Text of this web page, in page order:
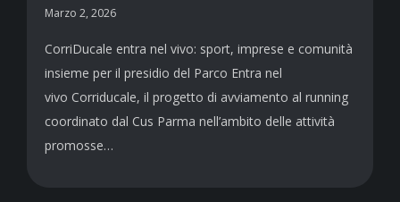
Marzo 2, 2026
CorriDucale entra nel vivo: sport, imprese e comunità
insieme per il presidio del Parco Entra nel
vivo Corriducale, il progetto di avviamento al running
coordinato dal Cus Parma nell’ambito delle attività
promosse…